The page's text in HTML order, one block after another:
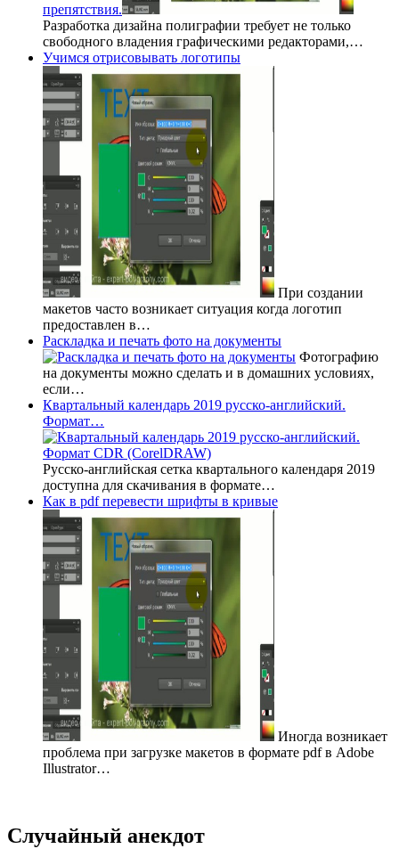
препятствия.
Разработка дизайна полиграфии требует не только
свободного владения графическими редакторами,…
Учимся отрисовывать логотипы
При создании
макетов часто возникает ситуация когда логотип
предоставлен в…
Раскладка и печать фото на документы
Фотографию
на документы можно сделать и в домашних условиях,
если…
Квартальный календарь 2019 русско-английский.
Формат…
Русско-английская сетка квартального календаря 2019
доступна для скачивания в формате…
Как в pdf перевести шрифты в кривые
Иногда возникает
проблема при загрузке макетов в формате pdf в Adobe
Illustrator…
Случайный анекдот